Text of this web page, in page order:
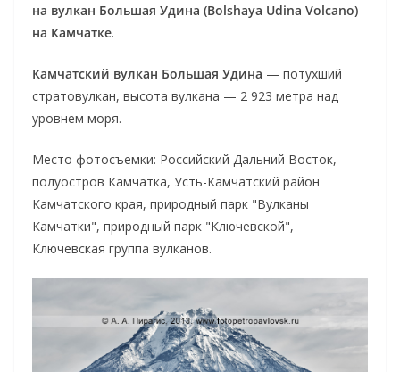
на вулкан Большая Удина (Bolshaya Udina Volcano)
на Камчатке.
Камчатский вулкан Большая Удина — потухший
стратовулкан, высота вулкана — 2 923 метра над
уровнем моря.
Место фотосъемки: Российский Дальний Восток,
полуостров Камчатка, Усть-Камчатский район
Камчатского края, природный парк "Вулканы
Камчатки", природный парк "Ключевской",
Ключевская группа вулканов.